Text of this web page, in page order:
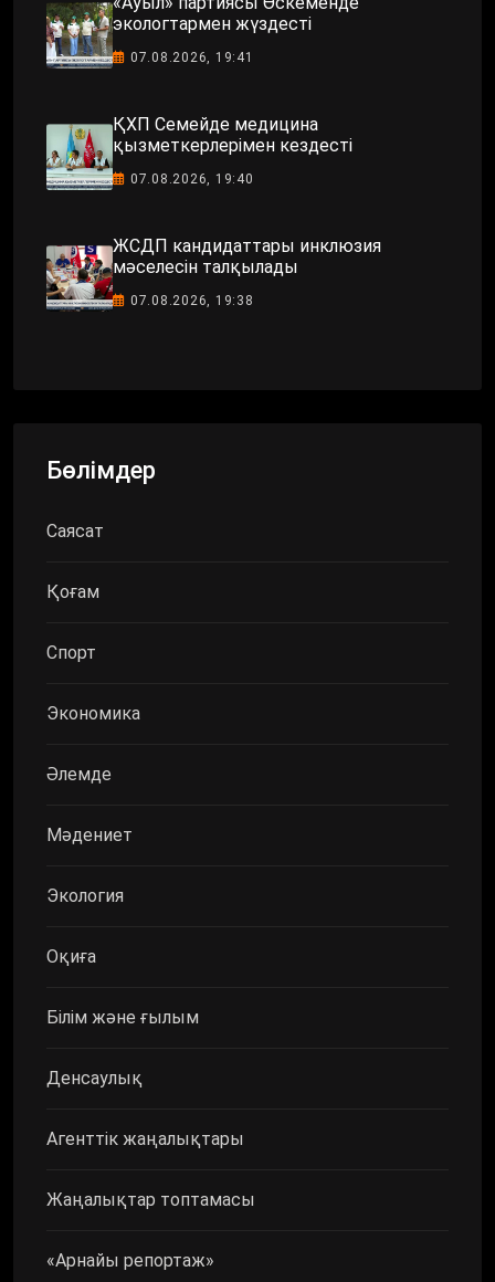
экологтармен жүздесті
07.08.2026, 19:41
ҚХП Семейде медицина
қызметкерлерімен кездесті
07.08.2026, 19:40
ЖСДП кандидаттары инклюзия
мәселесін талқылады
07.08.2026, 19:38
Бөлімдер
Саясат
Қоғам
Спорт
Экономика
Әлемде
Мәдениет
Экология
Оқиға
Білім және ғылым
Денсаулық
Агенттік жаңалықтары
Жаңалықтар топтамасы
«Арнайы репортаж»